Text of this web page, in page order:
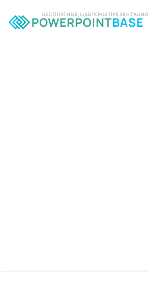
POWERPOINTBASE
БЕСПЛАТНЫЕ ШАБЛОНЫ ПРЕЗЕНТАЦИЙ